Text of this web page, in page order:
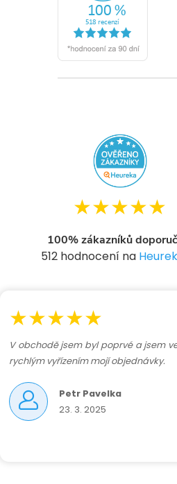
★★★★★
100% zákazníků
512 hodnocení na
★★★★★
V obchodě jsem byl poprvé a jsem
rychlým vyřízením mojí objednávky.
Petr Pavelka
23. 3. 2025